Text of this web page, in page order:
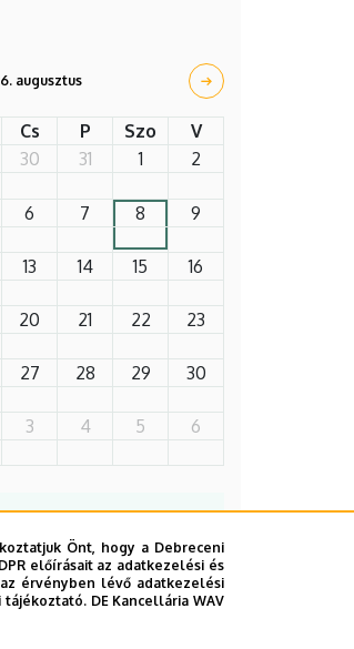
augusztus
Cs P Szo
V
30 31 1 2
6 7 8 9
13 14 15 16
20 21 22 23
27 28 29 30
3 4 5 6
Önt, hogy a Debreceni
előírásait az adatkezelési és
érvényben lévő adatkezelési
tájékoztató. DE Kancellária WAV